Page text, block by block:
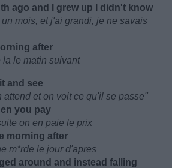
ago and I grew up I didn't know
mois, et j'ai grandi, je ne savais
after
la le matin suivant
and see
attend et on voit ce qu'il se passe"
you pay
on en paie le prix
morning after
m*rde le jour d'apres
around and instead falling